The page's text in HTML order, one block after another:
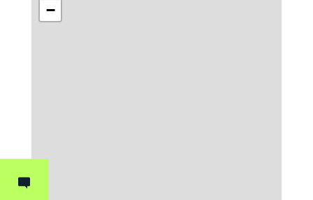
−